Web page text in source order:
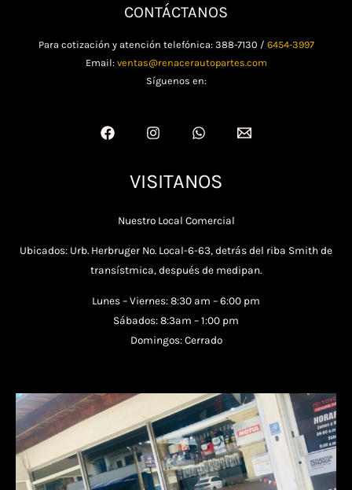
CONTÁCTANOS
Para cotización y atención telefónica: 388-7130 / 6454-3997
Email: ventas@renacerautopartes.com
Síguenos en:
VISITANOS
Nuestro Local Comercial
Ubicados: Urb. Herbruger No. Local-6-63, detrás del riba Smith de
transístmica, después de medipan.
Lunes – Viernes: 8:30 am – 6:00 pm
Sábados: 8:3am – 1:00 pm
Domingos: Cerrado